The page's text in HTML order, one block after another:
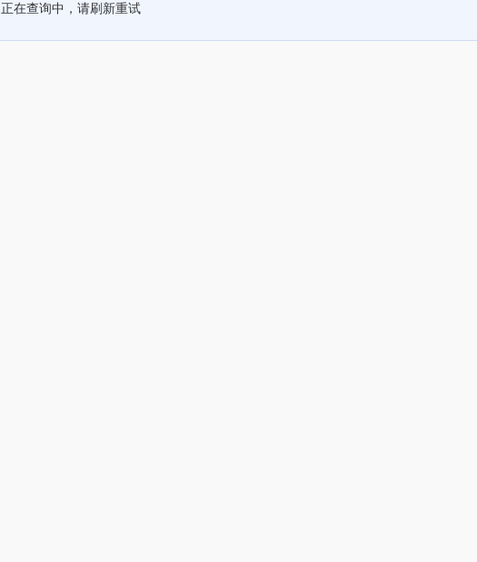
正在查询中，请刷新重试